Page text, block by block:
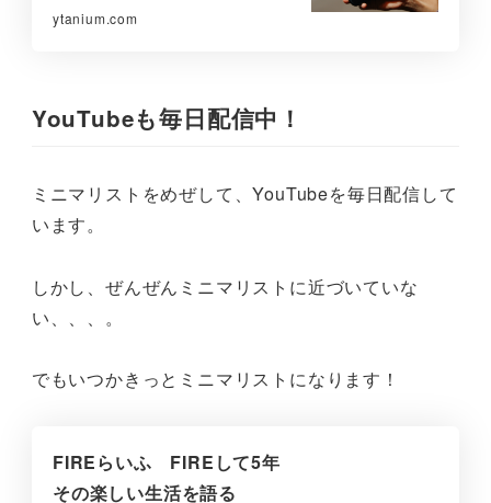
ytanium.com
YouTubeも毎日配信中！
ミニマリストをめぜして、YouTubeを毎日配信して
います。
しかし、ぜんぜんミニマリストに近づいていな
い、、、。
でもいつかきっとミニマリストになります！
FIREらいふ FIREして5年
その楽しい生活を語る